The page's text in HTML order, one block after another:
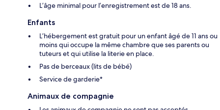
L’âge minimal pour l’enregistrement est de 18 ans.
Enfants
L’hébergement est gratuit pour un enfant âgé de 11 ans ou
moins qui occupe la même chambre que ses parents ou
tuteurs et qui utilise la literie en place.
Pas de berceaux (lits de bébé)
Service de garderie*
Animaux de compagnie